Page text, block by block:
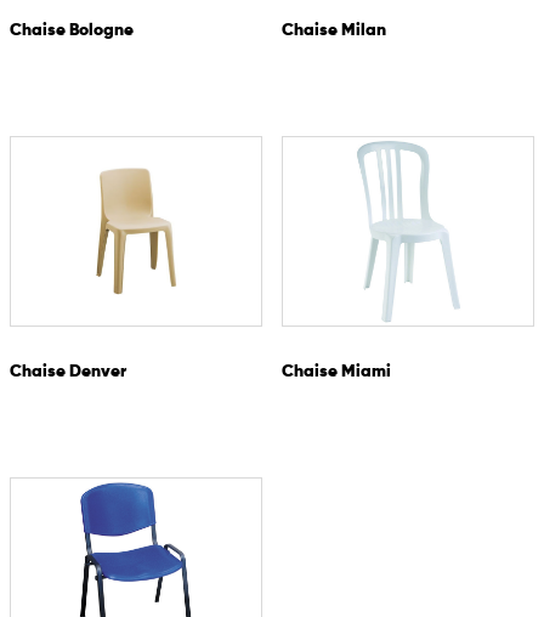
Chaise Bologne Chaise Milan
Chaise Denver Chaise Miami